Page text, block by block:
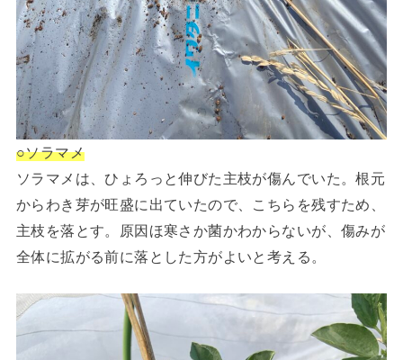
○ソラマメ
ソラマメは、ひょろっと伸びた主枝が傷んでいた。根元
からわき芽が旺盛に出ていたので、こちらを残すため、
主枝を落とす。原因ほ寒さか菌かわからないが、傷みが
全体に拡がる前に落とした方がよいと考える。